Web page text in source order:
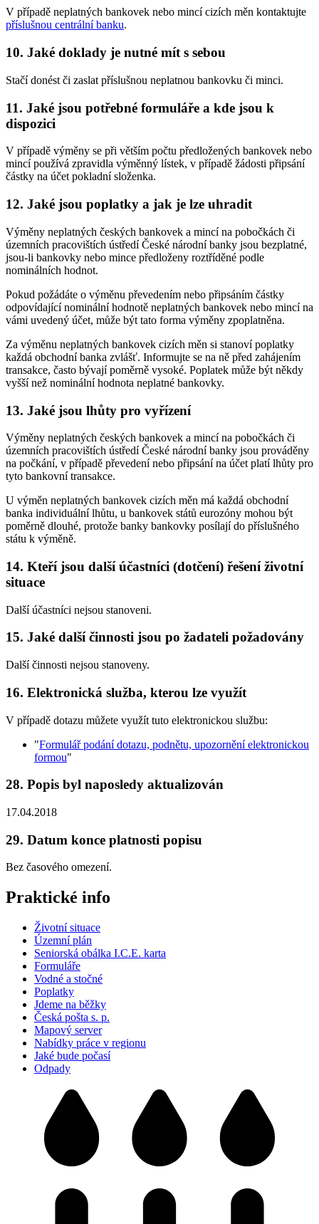
V případě neplatných bankovek nebo mincí cizích měn kontaktujte
příslušnou centrální banku.
10. Jaké doklady je nutné mít s sebou
Stačí donést či zaslat příslušnou neplatnou bankovku či minci.
11. Jaké jsou potřebné formuláře a kde jsou k
dispozici
V případě výměny se při větším počtu předložených bankovek nebo
mincí používá zpravidla výměnný lístek, v případě žádosti připsání
částky na účet pokladní složenka.
12. Jaké jsou poplatky a jak je lze uhradit
Výměny neplatných českých bankovek a mincí na pobočkách či
územních pracovištích ústředí České národní banky jsou bezplatné,
jsou-li bankovky nebo mince předloženy roztříděné podle
nominálních hodnot.
Pokud požádáte o výměnu převedením nebo připsáním částky
odpovídající nominální hodnotě neplatných bankovek nebo mincí na
vámi uvedený účet, může být tato forma výměny zpoplatněna.
Za výměnu neplatných bankovek cizích měn si stanoví poplatky
každá obchodní banka zvlášť. Informujte se na ně před zahájením
transakce, často bývají poměrně vysoké. Poplatek může být někdy
vyšší než nominální hodnota neplatné bankovky.
13. Jaké jsou lhůty pro vyřízení
Výměny neplatných českých bankovek a mincí na pobočkách či
územních pracovištích ústředí České národní banky jsou prováděny
na počkání, v případě převedení nebo připsání na účet platí lhůty pro
tyto bankovní transakce.
U výměn neplatných bankovek cizích měn má každá obchodní
banka individuální lhůtu, u bankovek států eurozóny mohou být
poměrně dlouhé, protože banky bankovky posílají do příslušného
státu k výměně.
14. Kteří jsou další účastníci (dotčení) řešení životní
situace
Další účastníci nejsou stanoveni.
15. Jaké další činnosti jsou po žadateli požadovány
Další činnosti nejsou stanoveny.
16. Elektronická služba, kterou lze využít
V případě dotazu můžete využít tuto elektronickou službu:
"Formulář podání dotazu, podnětu, upozornění elektronickou
formou"
28. Popis byl naposledy aktualizován
17.04.2018
29. Datum konce platnosti popisu
Bez časového omezení.
Praktické info
Životní situace
Územní plán
Seniorská obálka I.C.E. karta
Formuláře
Vodné a stočné
Poplatky
Jdeme na běžky
Česká pošta s. p.
Mapový server
Nabídky práce v regionu
Jaké bude počasí
Odpady